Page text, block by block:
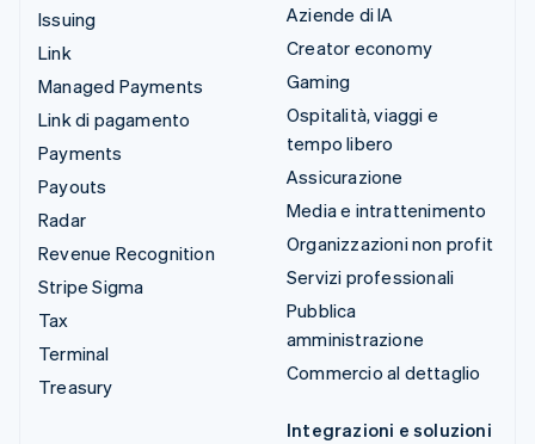
Issuing
Link
Managed Payments
Link di pagamento
Payments
Payouts
Radar
Revenue Recognition
Stripe Sigma
Tax
Terminal
Treasury
Aziende di IA
Creator economy
Gaming
Ospitalità, viaggi e
tempo libero
Assicurazione
Media e intrattenimento
Organizzazioni non profit
Servizi professionali
Pubblica
amministrazione
Commercio al dettaglio
Integrazioni e soluzioni